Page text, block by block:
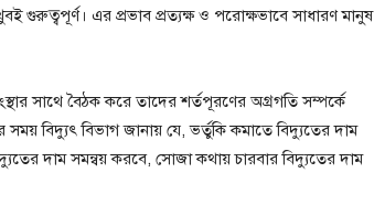
গুরুত্বপূর্ণ। এর প্রভাব প্রত্যক্ষ ও পরোক্ষভাবে সাধারণ মানুষ
সাথে বৈঠক করে তাদের শর্তপূরণের অগ্রগতি সম্পর্কে
বিদ্যুৎ বিভাগ জানায় যে, ভর্তুকি কমাতে বিদ্যুতের দাম
দাম সমন্বয় করবে, সোজা কথায় চারবার বিদ্যুতের দাম